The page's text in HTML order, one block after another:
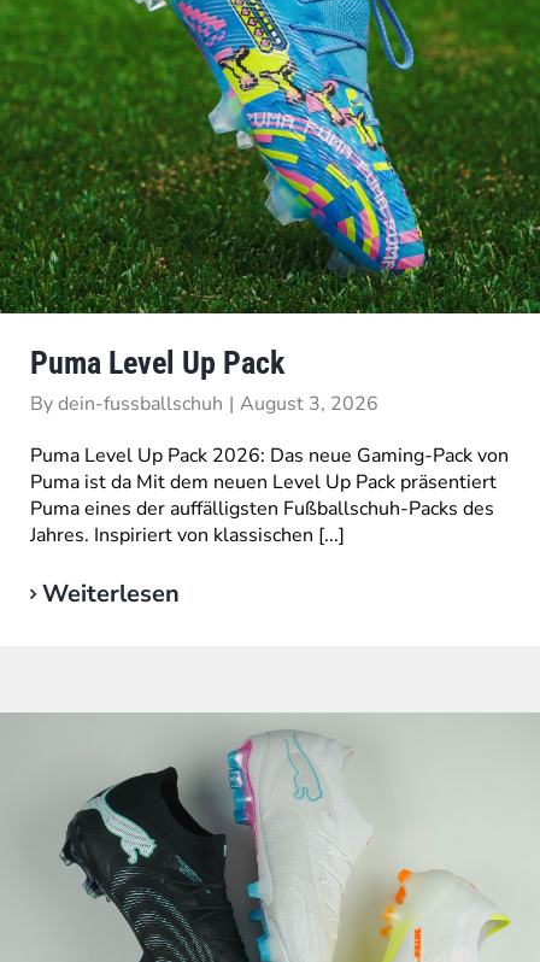
Puma Level Up Pack
Bydein-fussballschuh | August 3, 2026
Puma Level Up Pack 2026: Das neue Gaming-Pack von
Puma ist da Mit dem neuen Level Up Pack präsentiert
Puma eines der auffälligsten Fußballschuh-Packs des
Jahres. Inspiriert von klassischen [...]
Weiterlesen